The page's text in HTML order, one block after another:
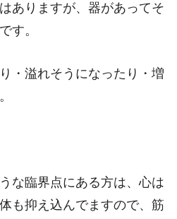
ありますが、器があってそ
す。
・溢れそうになったり・増
な臨界点にある方は、心は
も抑え込んでますので、筋